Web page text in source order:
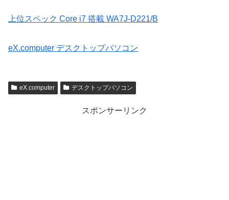
上位スペック Core i7 搭載 WA7J-D221/B
eX.computer デスクトップパソコン
eX.computer デスクトップパソコン
スポンサーリンク